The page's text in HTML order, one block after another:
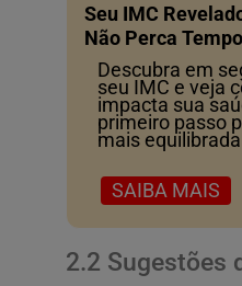
Seu IMC
Não Perca Tempo
Descubra em
seu IMC e veja
impacta sua
primeiro passo
mais
SAIBA MAIS
2.2 Sugestões